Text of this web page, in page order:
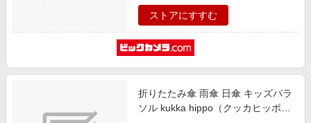
ストアにすすむ
折りたたみ傘 雨傘 日傘 キッズパラ
ソル kukka hippo（クッカヒッポ）